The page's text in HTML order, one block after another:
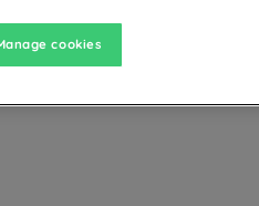
tot de Camargue?
verblijf of
cookies